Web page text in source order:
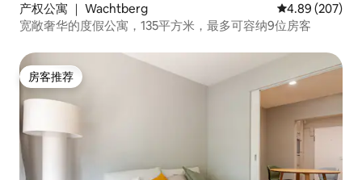
产权公寓 ｜ Wachtberg 平均评分 4.89
4.89 (207)
宽敞奢华的度假公寓，135平方米，最多可容纳9位房客
房客推荐
房客推荐